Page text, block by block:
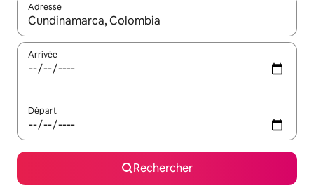
Adresse
Lorsque les résultats s'affichent, utilisez les flèches vers le
Arrivée
Départ
Rechercher